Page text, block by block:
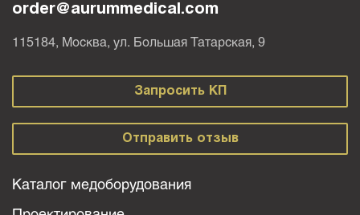
Каталог медоборудования
order@aurummedical.com
115184, Москва, ул. Большая Татарская, 9
Запросить КП
Отправить отзыв